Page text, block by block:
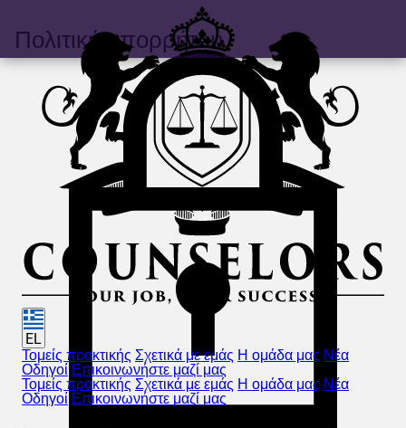
EL
Τομείς πρακτικής Σχετικά με εμάς Η ομάδα μας Νέα
Οδηγοί Επικοινωνήστε μαζί μας
Τομείς πρακτικής Σχετικά με εμάς Η ομάδα μας Νέα
Οδηγοί Επικοινωνήστε μαζί μας
Πολιτική απορρήτου